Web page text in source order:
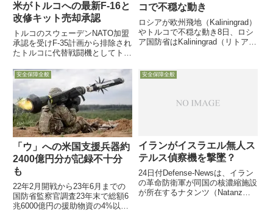
米がトルコへの最新F-16と
改修キット売却承認
トルコのスウェーデンNATO加盟
承認を受けF-35計画から排除され
たトルコに代替戦闘機としてトル
グ」にも貢献か1月27日付
Defense-Newsが、スウェーデン
のNATO加盟に反対していたトル
コが賛成すると米...
コで不穏な動き
ロシアが欧州飛地（Kaliningrad）
やトルコで不穏な動き8日、ロシ
ア国防省はKaliningrad（リトアニ
習のため短距離弾道ミサイル
「Iskander-M」を展開させたと
安全保障全般
「ウ」への米国支援兵器約
2400億円分が記録不十分
も
22年2月開戦から23年6月までの
国防省監察官調査23年末で総額6
兆6000億円の援助物資の4%以下
安全保障全般
イランがイスラエル無人ス
テルス偵察機を撃墜？
24日付Defense-Newsは、イラン
の革命防衛軍が同国の核濃縮施設
が所在するナタンツ（Natanz）